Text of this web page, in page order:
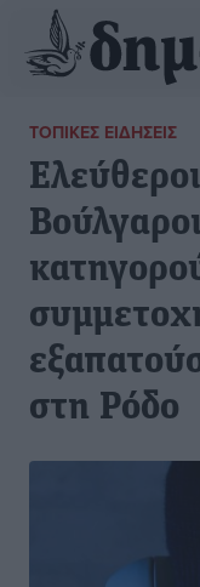
ΤΟΠΙΚΈΣ ΕΙΔΉΣΕΙΣ
στη Ρόδο